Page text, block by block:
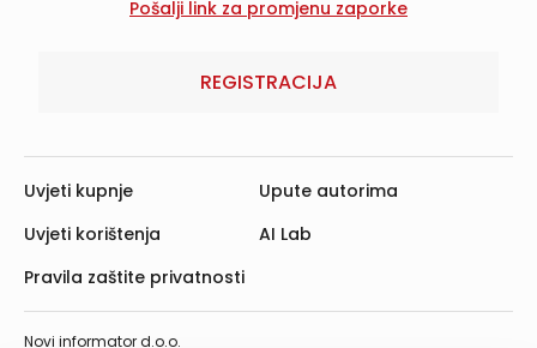
REGISTRACIJA
Novi informator d.o.o.
Uvjeti kupnje
Uvjeti korištenja
Pravila zaštite privatnosti
Upute autorima
AI Lab